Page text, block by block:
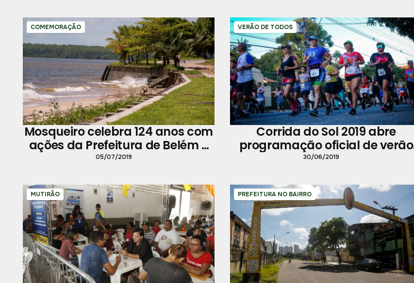
COMEMORAÇÃO
Mosqueiro celebra 124 anos com
ações da Prefeitura de Belém e
programação especial
05/07/2019
VERÃO DE TODOS
Corrida do Sol 2019 abre
programação oficial de verão
da Prefeitura de Belém
30/06/2019
MUTIRÃO PREFEITURA NO BAIRRO